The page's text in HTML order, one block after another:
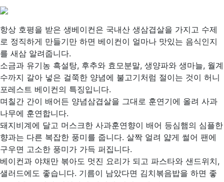
항상 호평을 받은 생베이컨은 국내산 생삼겹살을 가지고 수제
로 정직하게 만들기만 하면 베이컨이 얼마나 맛있는 음식인지
를 새삼 알려줍니다.
소금과 유기농 흑설탕, 후추와 효모분말, 생양파와 생마늘, 월계
수까지 갈아 넣은 걸쭉한 양념에 불고기처럼 절이는 것이 허니
포레스트 베이컨의 특징입니다.
며칠간 간이 배어든 양념삼겹살을 그대로 훈연기에 올려 사과
나무에 훈연합니다.
돼지비계에 달고 머스크한 사과훈연향이 배어 등심햄의 심플한
향과는 다른 복잡한 풍미를 줍니다. 살짝 얼려 얇게 썰어 팬에
구우면 고소한 풍미가 가득 퍼집니다.
베이컨과 야채만 볶아도 멋진 요리가 되고 파스타와 샌드위치,
샐러드에도 좋습니다. 기름이 남았다면 김치볶음밥을 하면 좋